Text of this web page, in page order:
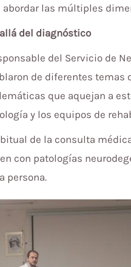
las múltiples
del diagnóstico
del Servicio de
de diferentes temas
que aquejan a
y los equipos de
de la consulta
con patologías
persona.